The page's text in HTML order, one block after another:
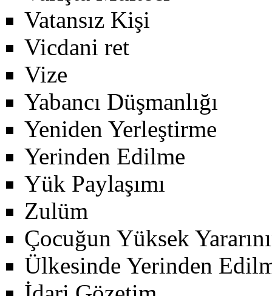
Vatansız Kişi
Vicdani ret
Vize
Yabancı Düşmanlığı
Yeniden Yerleştirme
Yerinden Edilme
Yük Paylaşımı
Zulüm
Çocuğun Yüksek
Ülkesinde Yerinden